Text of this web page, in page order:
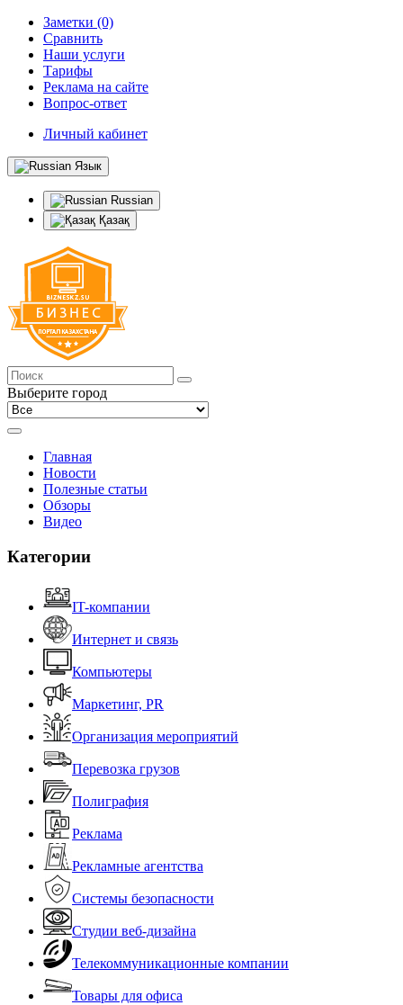
Заметки (0)
Сравнить
Наши услуги
Тарифы
Реклама на сайте
Вопрос-ответ
Личный кабинет
Язык
Russian
Қазақ
Выберите город
Главная
Новости
Полезные статьи
Обзоры
Видео
Категории
IT-компании
Интернет и связь
Компьютеры
Маркетинг, PR
Организация мероприятий
Перевозка грузов
Полиграфия
Реклама
Рекламные агентства
Системы безопасности
Студии веб-дизайна
Телекоммуникационные компании
Товары для офиса